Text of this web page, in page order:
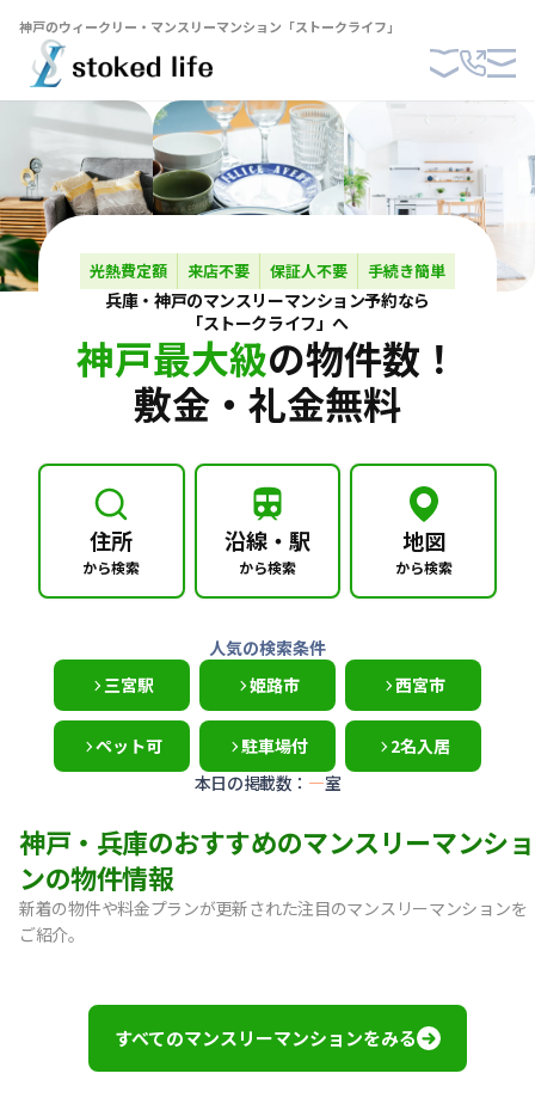
神戸のウィークリー・マンスリーマンション「ストークライフ」
光熱費定額 来店不要 保証人不要 手続き簡単
兵庫・神戸のマンスリーマンション予約なら
「ストークライフ」へ
神戸最大級の物件数！
敷金・礼金無料
住所
から検索
沿線・駅
から検索
地図
から検索
人気の検索条件
三宮駅
姫路市 西宮市
ペット可 駐車場付
2名入居
本日の掲載数： —室
神戸・兵庫のおすすめのマンスリーマンショ
ンの物件情報
新着の物件や料金プランが更新された注目のマンスリーマンションを
ご紹介。
【灘区・JR六甲道】Sステイ六甲道SOUTH・OL｜禁煙ル
【東灘区・摂津本山】Sステイ本山サンハイツOL｜禁煙
【東灘区・JR住吉】Sステイ神戸住吉本町OL｜禁煙ルーム
すべてのマンスリーマンションをみる